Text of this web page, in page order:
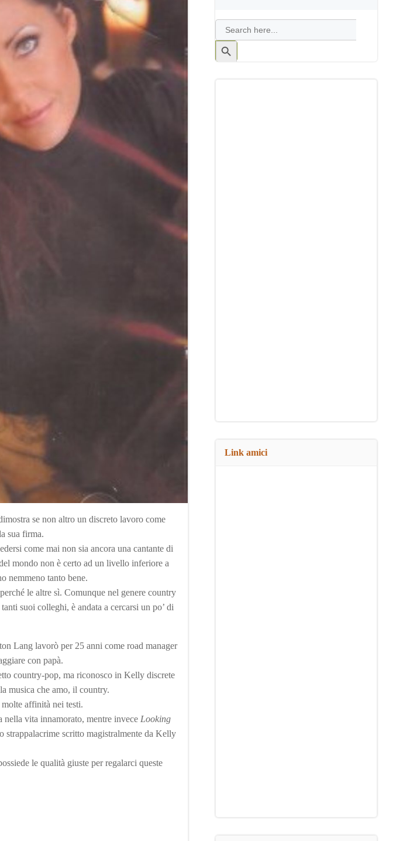
se non altro un discreto lavoro come
sua firma.
come mai non sia ancora una cantante di
mondo non è certo ad un livello inferiore a
nemmeno tanto bene.
le altre sì. Comunque nel genere country
suoi colleghi, è andata a cercarsi un po’ di
Lang lavorò per 25 anni come road manager
con papà.
country-pop, ma riconosco in Kelly discrete
musica che amo, il country.
affinità nei testi.
nella vita innamorato, mentre invece Looking
strappalacrime scritto magistralmente da Kelly
le qualità giuste per regalarci queste
Search
for:
Search
Button
Link amici